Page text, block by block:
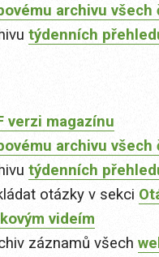
archivu všech
týdenních
verzi magazínu
archivu všech
týdenních
otázky v sekci
videím
záznamů všech